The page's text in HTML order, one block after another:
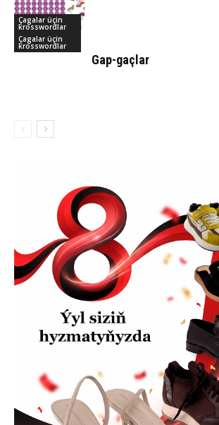
Çagalar üçin
krosswordlar
Çagalar üçin
krosswordlar
Gap-gaçlar